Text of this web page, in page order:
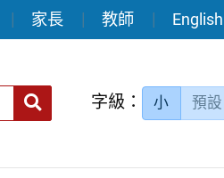
家長 教師 English
送出 字級： 小 預設